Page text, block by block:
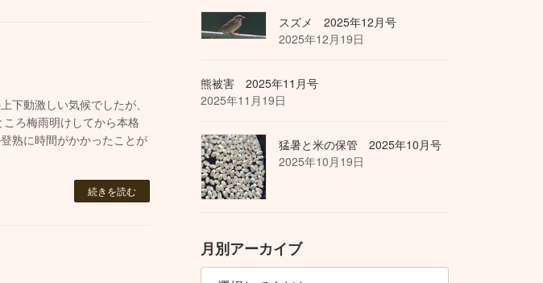
下動激しい気候でしたが、
ろ梅雨明けしてから本格
熟に時間がかかったことが
続きを読む
スズメ 2025年12月号
2025年12月19日
熊被害 2025年11月号
2025年11月19日
猛暑と米の保管 2025年10月号
2025年10月19日
月別アーカイブ